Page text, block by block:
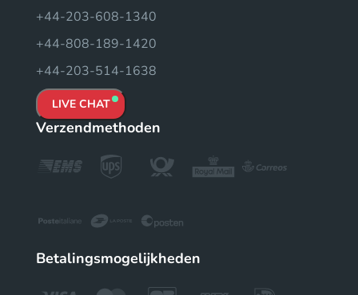
+44-203-608-1340
+44-808-189-1420
+44-203-514-1638
LIVE CHAT
Verzendmethoden
Betalingsmogelijkheden